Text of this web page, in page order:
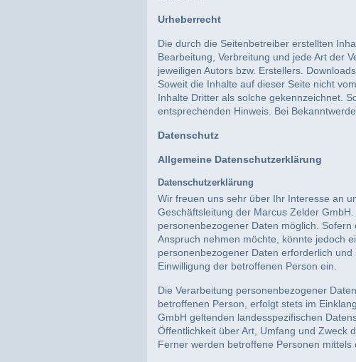
Urheberrecht
Die durch die Seitenbetreiber erstellten
Bearbeitung, Verbreitung und jede Art der
jeweiligen Autors bzw. Erstellers.
Soweit die Inhalte auf dieser Seite nicht
Inhalte Dritter als solche gekennzeichnet.
entsprechenden Hinweis. Bei
Datenschutz
Allgemeine Datenschutzerklärung
Datenschutzerklärung
Wir freuen uns sehr über Ihr Interesse an
Geschäftsleitung der Marcus Zelder
personenbezogener Daten möglich.
Anspruch nehmen möchte, könnte jedoch
personenbezogener Daten erforderlich
Einwilligung der betroffenen Person ein.
Die Verarbeitung personenbezogener
betroffenen Person, erfolgt stets im
GmbH geltenden landesspezifischen
Öffentlichkeit über Art, Umfang und Zweck
Ferner werden betroffene Personen